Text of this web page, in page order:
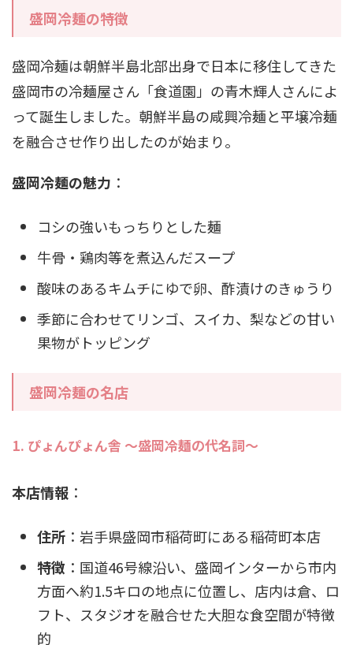
盛岡冷麺の特徴
盛岡冷麺は朝鮮半島北部出身で日本に移住してきた
盛岡市の冷麺屋さん「食道園」の青木輝人さんによ
って誕生しました。朝鮮半島の咸興冷麺と平壌冷麺
を融合させ作り出したのが始まり。
盛岡冷麺の魅力 ：
コシの強いもっちりとした麺
牛骨・鶏肉等を煮込んだスープ
酸味のあるキムチにゆで卵、酢漬けのきゅうり
季節に合わせてリンゴ、スイカ、梨などの甘い
果物がトッピング
盛岡冷麺の名店
1. ぴょんぴょん舎 ～盛岡冷麺の代名詞～
本店情報 ：
住所 ：岩手県盛岡市稲荷町にある稲荷町本店
特徴 ：国道46号線沿い、盛岡インターから市内
方面へ約1.5キロの地点に位置し、店内は倉、ロ
フト、スタジオを融合せた大胆な食空間が特徴
的